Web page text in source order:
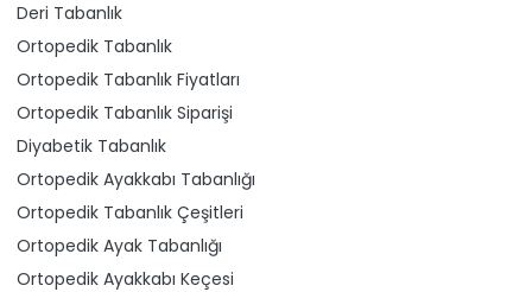
Deri Tabanlık
Ortopedik Tabanlık
Ortopedik Tabanlık Fiyatları
Ortopedik Tabanlık Siparişi
Diyabetik Tabanlık
Ortopedik Ayakkabı Tabanlığı
Ortopedik Tabanlık Çeşitleri
Ortopedik Ayak Tabanlığı
Ortopedik Ayakkabı Keçesi